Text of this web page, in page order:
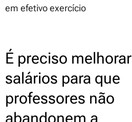
em efetivo exercício
É preciso melhorar
salários para que
professores não
abandonem a